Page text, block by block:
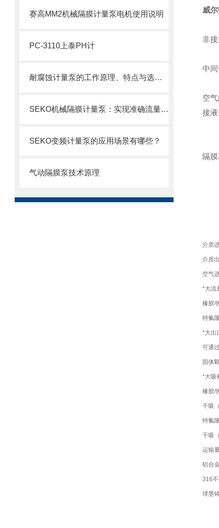
赛高MM2机械隔膜计量泵电机使用说明
PC-3110上泰PH计
耐腐蚀计量泵的工作原理、特点与选型注意事项
SEKO机械隔膜计量泵：实现准确流量的理想选择
SEKO变频计量泵的应用场景有哪些？
气动隔膜泵技术原理
威
非
中
空
接
隔
介质
介质
空气
*大流
橡胶/
特氟
*大出
可通
固体
*大吸
橡胶/
干吸
特氟
干吸
运输
铝合
316
球墨